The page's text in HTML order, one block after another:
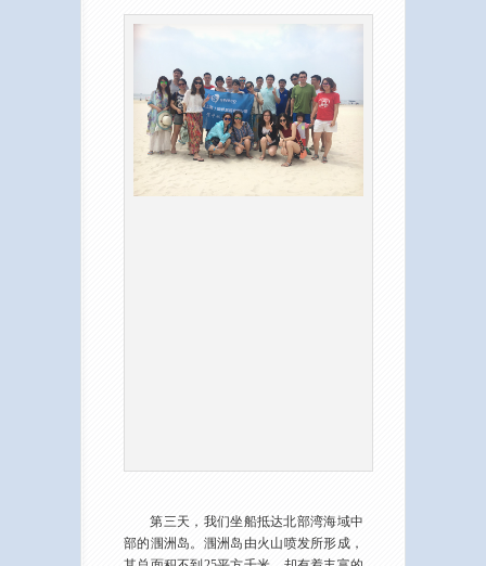
第三天，我们坐船抵达北部湾海域中
部的涠洲岛。涠洲岛由火山喷发所形成，